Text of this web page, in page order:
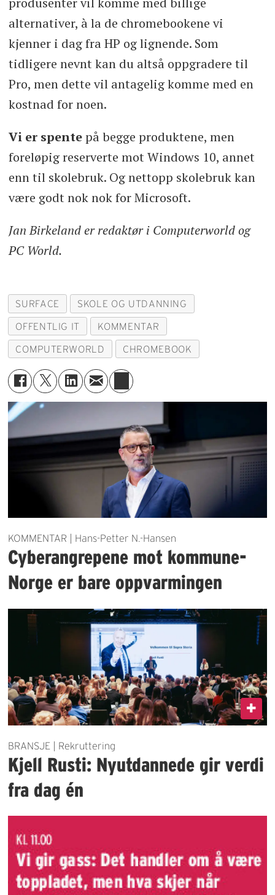
alternativer, à la de chromebookene vi
kjenner i dag fra HP og lignende. Som
tidligere nevnt kan du altså oppgradere til
Pro, men dette vil antagelig komme med en
kostnad for noen.
Vi er spentepå begge produktene, men
foreløpig reserverte mot Windows 10, annet
enn til skolebruk. Og nettopp skolebruk kan
være godt nok nok for Microsoft.
Jan Birkeland er redaktør i Computerworld og
PC World.
SURFACE SKOLE OG UTDANNING
OFFENTLIG IT KOMMENTAR
COMPUTERWORLD CHROMEBOOK
KOMMENTAR | Hans-Petter N.-Hansen
Cyberangrepene mot kommune-
Norge er bare oppvarmingen
BRANSJE | Rekruttering
Kjell Rusti: Nyutdannede gir verdi
fra dag én